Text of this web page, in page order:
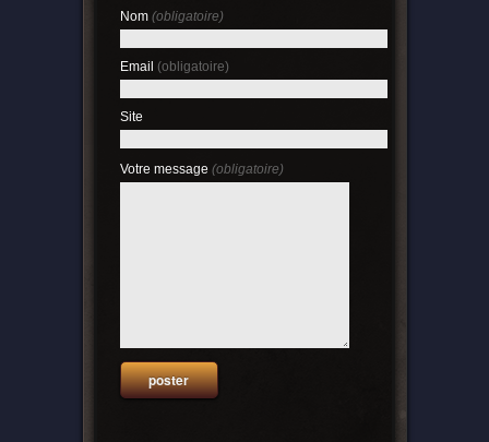
Nom (obligatoire)
Email (obligatoire)
Site
Votre message (obligatoire)